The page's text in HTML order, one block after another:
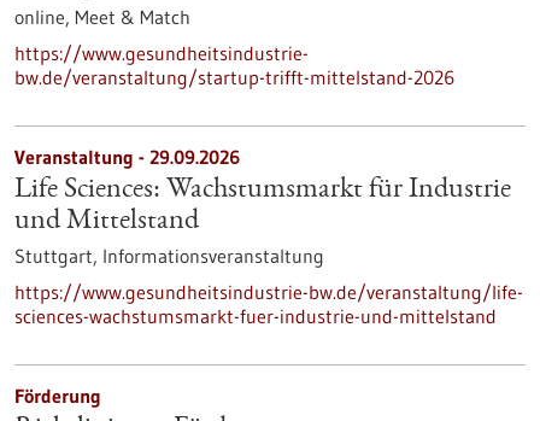
online, Meet & Match
https://www.gesundheitsindustrie-
bw.de/veranstaltung/startup-trifft-mittelstand-2026
Veranstaltung - 29.09.2026
Life Sciences: Wachstumsmarkt für Industrie
und Mittelstand
Stuttgart, Informationsveranstaltung
https://www.gesundheitsindustrie-bw.de/veranstaltung/life-
sciences-wachstumsmarkt-fuer-industrie-und-mittelstand
Förderung